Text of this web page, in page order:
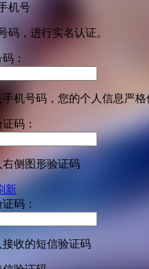
机号
码，进行实名认证。
：
手机号码，您的个人信息严
码：
右侧图形验证码
新
码：
接收的短信验证码